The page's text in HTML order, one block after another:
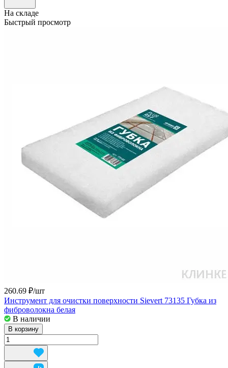
На складе
Быстрый просмотр
260.69 ₽/шт
Инструмент для очистки поверхности Sievert 73135 Губка из
фиброволокна белая
В наличии
В корзину